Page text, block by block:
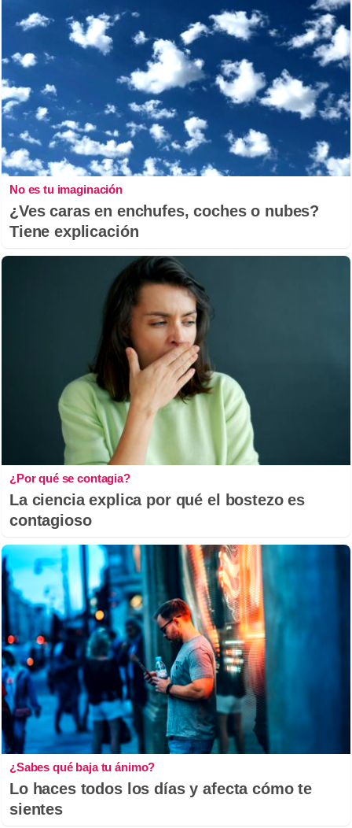
No es tu imaginación
¿Ves caras en enchufes, coches o nubes?
Tiene explicación
¿Por qué se contagia?
La ciencia explica por qué el bostezo es
contagioso
¿Sabes qué baja tu ánimo?
Lo haces todos los días y afecta cómo te
sientes